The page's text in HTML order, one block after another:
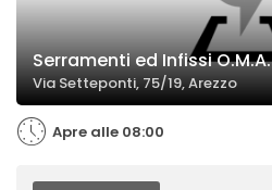
Serramenti ed Infissi O.M.A.
Via Setteponti, 75/19, Arezzo
Apre alle 08:00